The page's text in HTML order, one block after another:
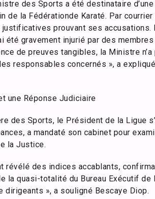
des Sports a été destinataire
de la Fédérationde Karaté. Par
prouvant ses accusations.
été gravement injurié par des
de preuves tangibles, la Ministre
responsables concernés », a
une Réponse Judiciaire
des Sports, le Président de la Ligue
a mandaté son cabinet pour
la Justice.
révélé des indices accablants,
la quasi-totalité du Bureau Exécutif de
dirigeants », a souligné Bescaye Diop.